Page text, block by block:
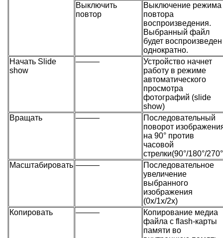
Выключить
повтор
Выключение режима
повтора
воспроизведения.
Выбранный файл
будет воспроизведен
однократно.
Начать Slide
show
———
Устройство начнет
работу в режиме
автоматического
просмотра
фотографий (slide
show)
Вращать
———
Последовательный
поворот
на 90° против
часовой
стрелки(90°/180°/
Масштабировать ———
Последовательное
увеличение
выбранного
изображения
(0х/1х/2х)
Копировать
———
Копирование медиа
файла с flash-карты
памяти во